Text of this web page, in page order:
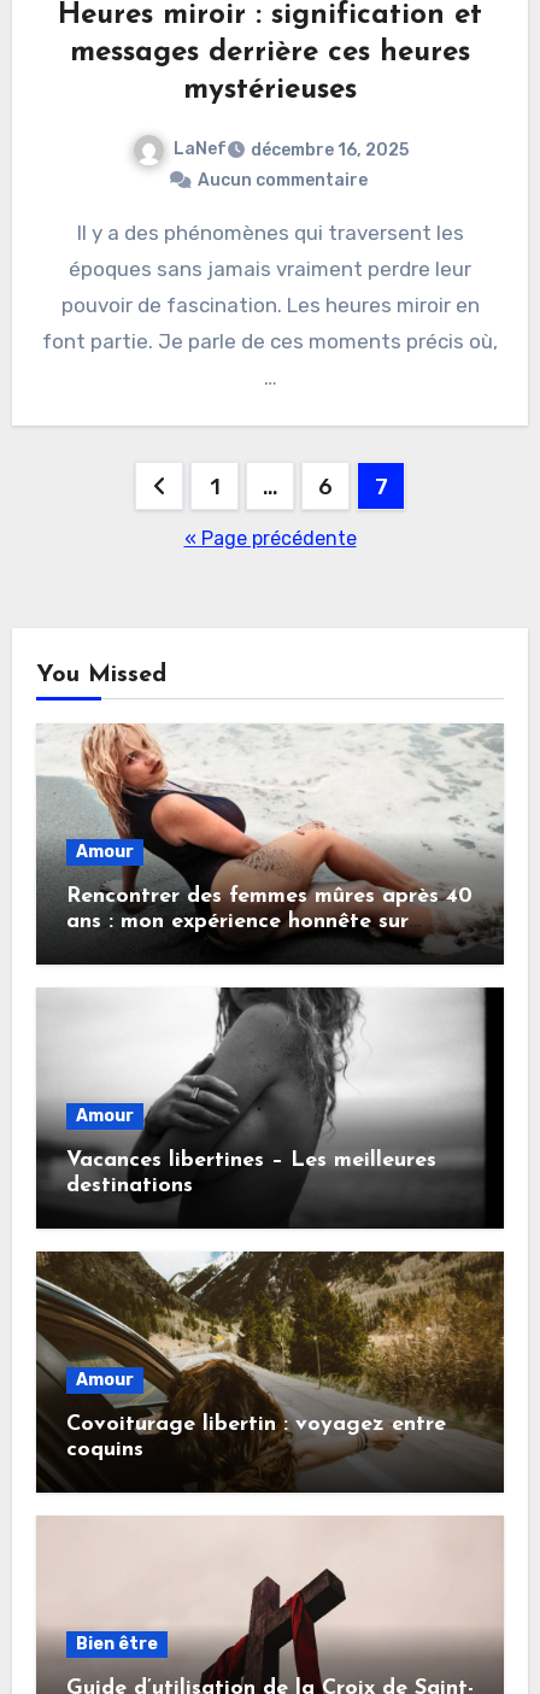
Heures miroir : signification et
messages derrière ces heures
mystérieuses
LaNef
décembre 16, 2025
Aucun commentaire
Il y a des phénomènes qui traversent les
époques sans jamais vraiment perdre leur
pouvoir de fascination. Les heures miroir en
font partie. Je parle de ces moments précis où,
…
Pagination
1 … 6 7
« Page précédente
You Missed
Amour
Rencontrer des femmes mûres après 40
ans : mon expérience honnête sur
Rencontresmatures
Amour
Vacances libertines – Les meilleures
destinations
Amour
Covoiturage libertin : voyagez entre
coquins
Bien être
Guide d’utilisation de la Croix de Saint-